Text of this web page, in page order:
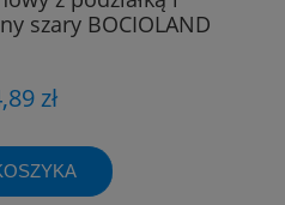
szary BOCIOLAND
zł